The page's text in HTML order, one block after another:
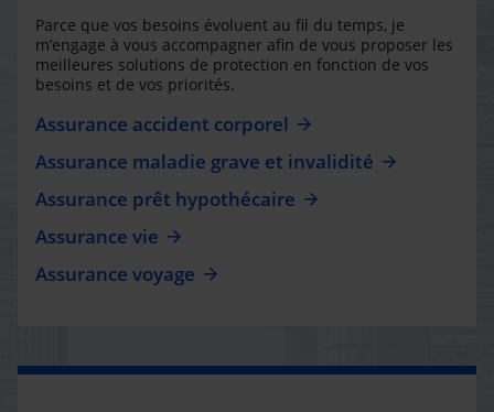
Parce que vos besoins évoluent au fil du temps, je
m’engage à vous accompagner afin de vous proposer les
meilleures solutions de protection en fonction de vos
besoins et de vos priorités.
Assurance accident corporel
Assurance maladie grave et invalidité
Assurance prêt hypothécaire
Assurance vie
Assurance voyage